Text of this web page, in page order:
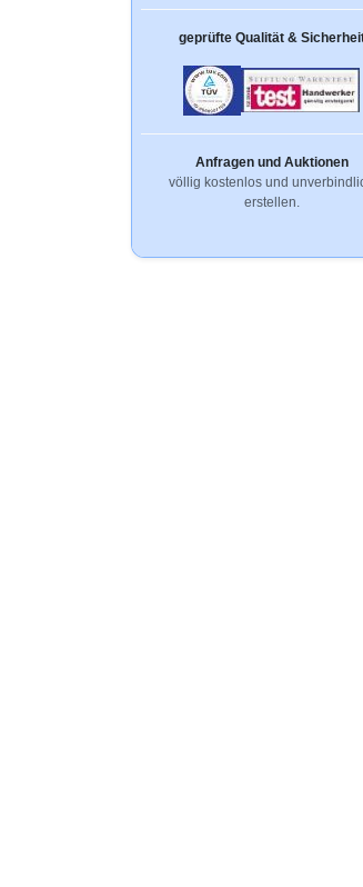
geprüfte Qualität &
Anfragen und Auktionen
völlig kostenlos und
erstellen.